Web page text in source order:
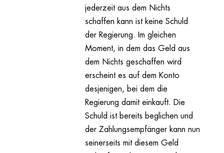
jederzeit aus dem Nichts
schaffen kann ist keine Schuld
der Regierung. Im gleichen
Moment, in dem das Geld aus
dem Nichts geschaffen wird
erscheint es auf dem Konto
desjenigen, bei dem die
Regierung damit einkauft. Die
Schuld ist bereits beglichen und
der Zahlungsempfänger kann nun
seinerseits mit diesem Geld